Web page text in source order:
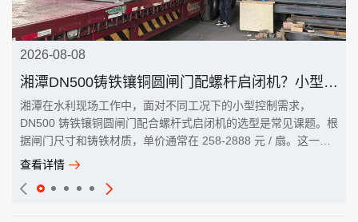
2026-08-08
湘潭DN500铸铁镶铜圆闸门配螺杆启闭机？小型组合选型
湘潭在水利现场工作中，面对不同工况下的小型控制需求，
DN500 铸铁镶铜圆闸门配合螺杆式启闭机的选型是常见课题。根
据闸门尺寸和铸铁材质，单价通常在 258-2888 元 / 扇。这一组
···
查看详情